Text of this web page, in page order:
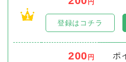
1
円
登録はコチラ
200 円
ポ